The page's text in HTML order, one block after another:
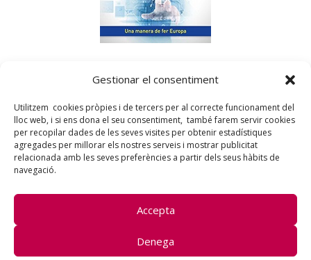
Gestionar el consentiment
Utilitzem cookies pròpies i de tercers per al correcte funcionament del
lloc web, i si ens dona el seu consentiment, també farem servir cookies
per recopilar dades de les seves visites per obtenir estadístiques
agregades per millorar els nostres serveis i mostrar publicitat
relacionada amb les seves preferències a partir dels seus hàbits de
navegació.
Accepta
Denega
Desarrollo Regional, cuyo objetivo es mejorar el uso y la
comunicaciones y el acceso a las mismas y gracias al cual ha
podido mejorar su presencia en internet y en las redes
sociales. Esta acción ha tenido lugar durante el 2017 y el 2018.
Para hacerlo posible, ha contado con el apoyo del programa
TICCámaras de la Cámara de Girona. Fondo Europeo de
Desarrollo Regional. Una manera de hacer Europa»
Dartem 2021 –Avís legal
Política de privacitat|Política de cookies